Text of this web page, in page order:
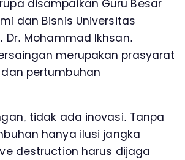
disampaikan Guru Besar
dan Bisnis Universitas
Dr. Mohammad Ikhsan.
merupakan prasyarat
pertumbuhan
tidak ada inovasi. Tanpa
hanya ilusi jangka
destruction harus dijaga